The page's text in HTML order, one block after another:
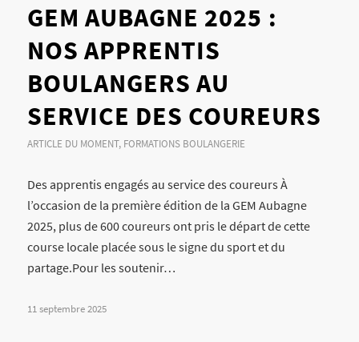
GEM AUBAGNE 2025 :
NOS APPRENTIS
BOULANGERS AU
SERVICE DES COUREURS
ARTICLE DU MOMENT, FORMATIONS BOULANGERIE
Des apprentis engagés au service des coureurs À
l’occasion de la première édition de la GEM Aubagne
2025, plus de 600 coureurs ont pris le départ de cette
course locale placée sous le signe du sport et du
partage.Pour les soutenir…
11 septembre 2025